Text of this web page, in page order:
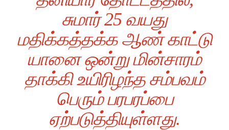
சுமார் 25 வயது
மதிக்கத்தக்க ஆண் காட்டு
யானை ஒன்று மின்சாரம்
தாக்கி உயிரிழந்த சம்பவம்
பெரும் பரபரப்பை
ஏற்படுத்தியுள்ளது.